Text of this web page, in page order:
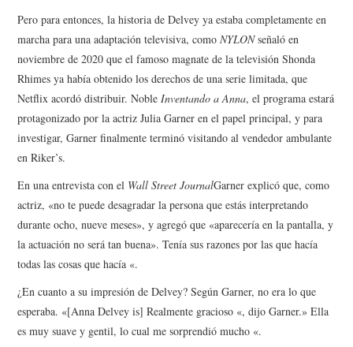
Pero para entonces, la historia de Delvey ya estaba completamente en
marcha para una adaptación televisiva, comoNYLONseñaló en
noviembre de 2020 que el famoso magnate de la televisión Shonda
Rhimes ya había obtenido los derechos de una serie limitada, que
Netflix acordó distribuir. NobleInventando a Anna, el programa estará
protagonizado por la actriz Julia Garner en el papel principal, y para
investigar, Garner finalmente terminó visitando al vendedor ambulante
en Riker’s.
En una entrevista con el Wall Street JournalGarner explicó que, como
actriz, «no te puede desagradar la persona que estás interpretando
durante ocho, nueve meses», y agregó que «aparecería en la pantalla, y
la actuación no será tan buena». Tenía sus razones por las que hacía
todas las cosas que hacía «.
¿En cuanto a su impresión de Delvey? Según Garner, no era lo que
esperaba. «[Anna Delvey is] Realmente gracioso «, dijo Garner.» Ella
es muy suave y gentil, lo cual me sorprendió mucho «.